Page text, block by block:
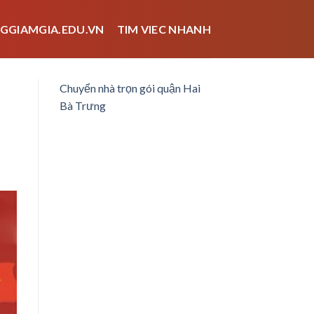
TIM VIEC NHANH
Chuyển nhà trọn gói quận Hai
Bà Trưng